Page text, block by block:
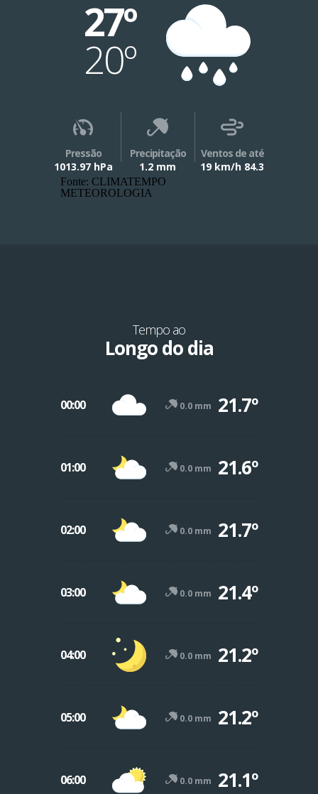
27º
20º
Pressão
1013.97 hPa
Precipitação
1.2 mm
Ventos de até
19 km/h 84.3
Fonte: CLIMATEMPO
METEOROLOGIA
Tempo ao
Longo do dia
00:00 0.0 mm 21.7º
01:00 0.0 mm 21.6º
02:00 0.0 mm 21.7º
03:00 0.0 mm 21.4º
04:00 0.0 mm 21.2º
05:00 0.0 mm 21.2º
06:00 0.0 mm 21.1º